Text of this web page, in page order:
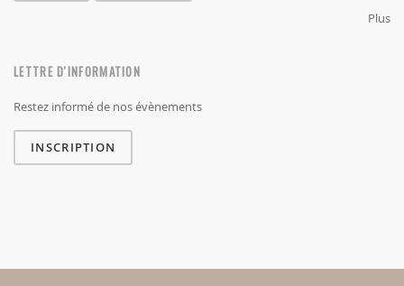
Plus
LETTRE D'INFORMATION
Restez informé de nos évènements
INSCRIPTION